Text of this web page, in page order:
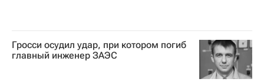
Гросси осудил удар, при котором погиб
главный инженер ЗАЭС